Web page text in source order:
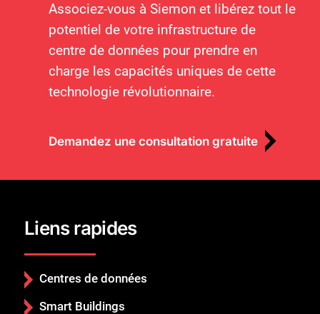
Associez-vous à Siemon et libérez tout le
potentiel de votre infrastructure de
centre de données pour prendre en
charge les capacités uniques de cette
technologie révolutionnaire.
Demandez une consultation gratuite
Liens rapides
Centres de données
Smart Buildings